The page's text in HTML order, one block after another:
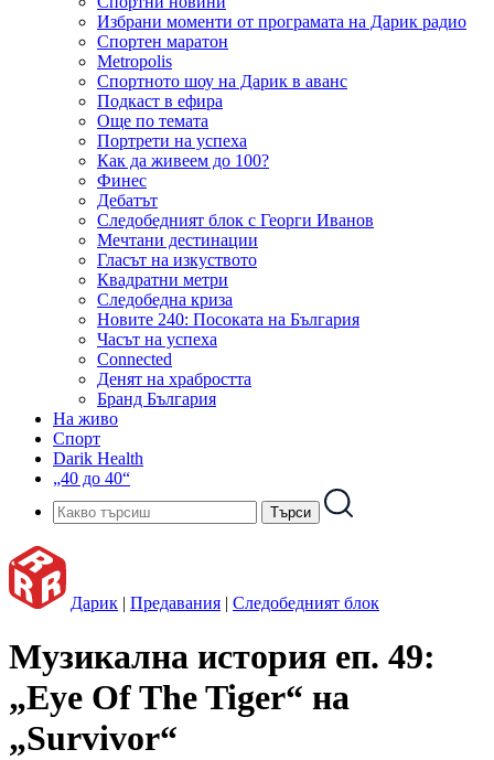
Избрани моменти от програмата на Дарик радио
Спортен маратон
Metropolis
Спортното шоу на Дарик в аванс
Подкаст в ефира
Още по темата
Портрети на успеха
Как да живеем до 100?
Финес
Дебатът
Следобедният блок с Георги Иванов
Мечтани дестинации
Гласът на изкуството
Квадратни метри
Следобедна криза
Новите 240: Посоката на България
Часът на успеха
Connected
Денят на храбростта
Бранд България
На живо
Спорт
Darik Health
„40 до 40“
Дарик | Предавания | Следобедният блок
Музикална история еп. 49:
„Eye Of The Tiger“ на
„Survivor“